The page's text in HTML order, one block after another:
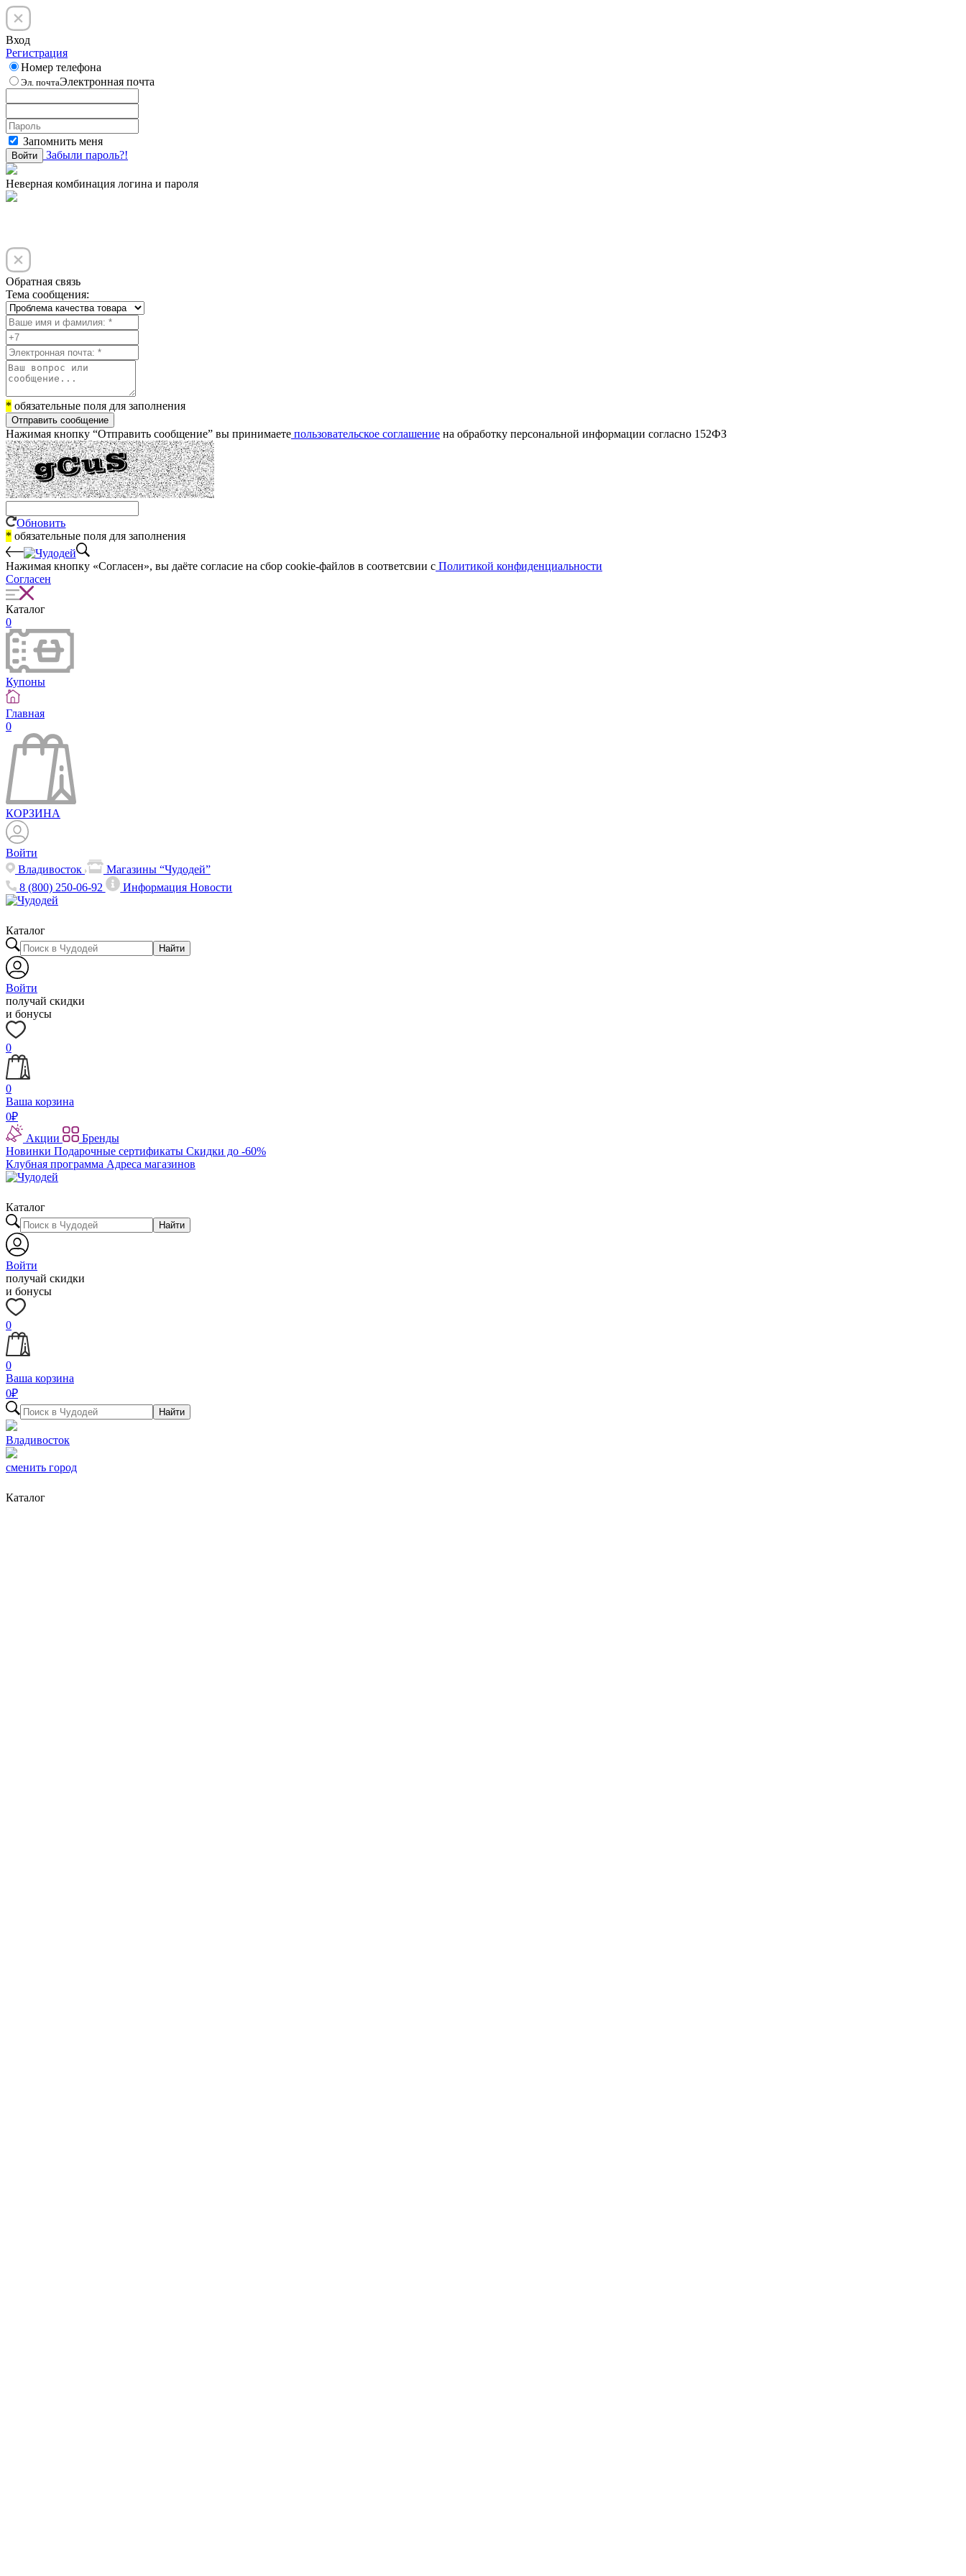
Вход
Регистрация
Номер телефона
Эл. почтаЭлектронная почта
Запомнить меня
Войти Забыли пароль?!
Неверная комбинация логина и пароля
Обратная связь
Тема сообщения:
* обязательные поля для заполнения
Отправить сообщение
Нажимая кнопку “Отправить сообщение” вы принимаете пользовательское соглашение на обработку персональной информации согласно 152ФЗ
Обновить
* обязательные поля для заполнения
Нажимая кнопку «Согласен», вы даёте cогласие на сбор cookie-файлов в соответсвии с Политикой конфиденциальности
Согласен
Каталог
0
Купоны
Главная
0
КОРЗИНА
Войти
Владивосток
Магазины “Чудодей”
8 (800) 250-06-92
ИнформацияНовости
Каталог
Найти
Войти
получай скидки
и бонусы
0
0
Ваша корзина
0₽
Акции
Бренды
Новинки Подарочные сертификаты Скидки до -60%
Клубная программа Адреса магазинов
Каталог
Найти
Войти
получай скидки
и бонусы
0
0
Ваша корзина
0₽
Найти
Владивосток
сменить город
Каталог